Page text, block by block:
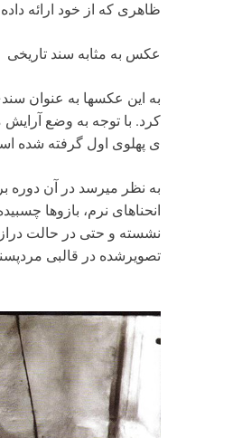
ظاهری که از خود ارائه داده
عکس به مثابه سند تاریخی
به این عکس­ها به عنوان
ی پهلوی اول گرفته شده
به نظر می­رسد در آن دوره
انحناهای نرم، بازوها
نشسته و حتی در حالت
تصویرشده در قالبی